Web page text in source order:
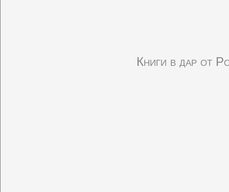
Книги в дар от